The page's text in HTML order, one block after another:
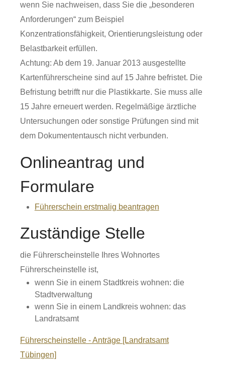
wenn Sie nachweisen, dass Sie die „besonderen
Anforderungen“ zum Beispiel
Konzentrationsfähigkeit, Orientierungsleistung oder
Belastbarkeit erfüllen.
Achtung: Ab dem 19. Januar 2013 ausgestellte
Kartenführerscheine sind auf 15 Jahre befristet. Die
Befristung betrifft nur die Plastikkarte. Sie muss alle
15 Jahre erneuert werden. Regelmäßige ärztliche
Untersuchungen oder sonstige Prüfungen sind mit
dem Dokumententausch nicht verbunden.
Onlineantrag und
Formulare
Führerschein erstmalig beantragen
Zuständige Stelle
die Führerscheinstelle Ihres Wohnortes
Führerscheinstelle ist,
wenn Sie in einem Stadtkreis wohnen: die
Stadtverwaltung
wenn Sie in einem Landkreis wohnen: das
Landratsamt
Führerscheinstelle - Anträge [Landratsamt
Tübingen]